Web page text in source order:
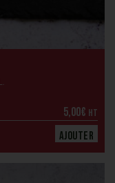
5,00€ HT
Ajouter